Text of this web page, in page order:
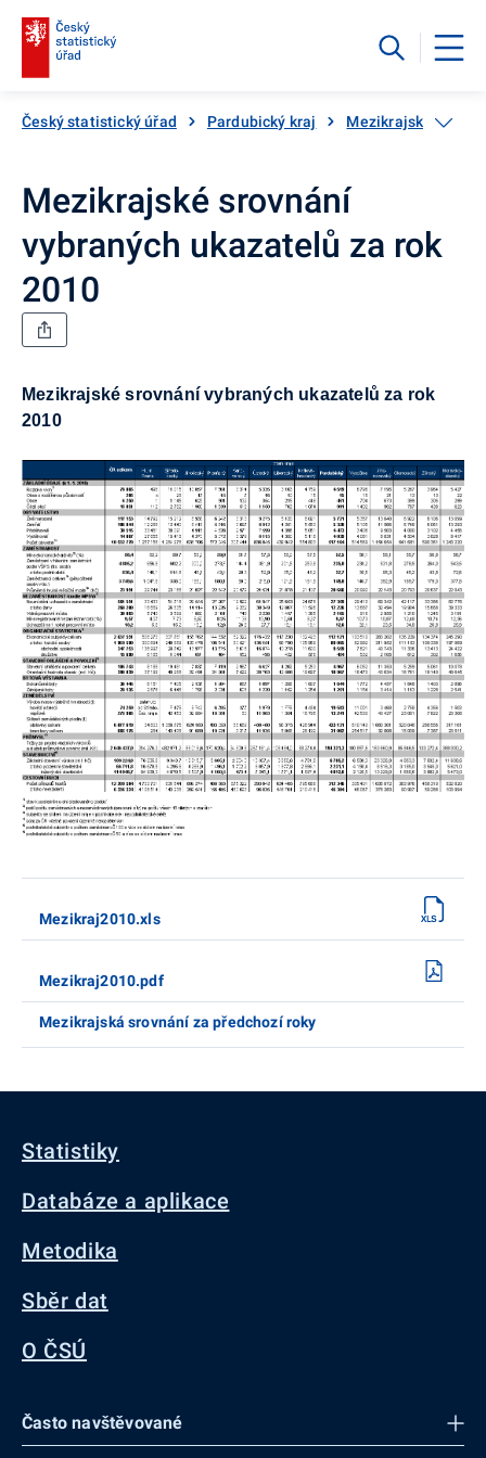
Český statistický úřad Pardubický kraj Mezikrajské
Mezikrajské srovnání
vybraných ukazatelů za rok
2010
Mezikrajské srovnání vybraných ukazatelů za rok
2010
Mezikraj2010.xls
Mezikraj2010.pdf
Mezikrajská srovnání za předchozí roky
Statistiky
Databáze a aplikace
Metodika
Sběr dat
O ČSÚ
Často navštěvované